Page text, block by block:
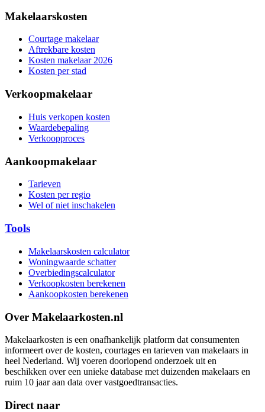
Makelaarskosten
Courtage makelaar
Aftrekbare kosten
Kosten makelaar 2026
Kosten per stad
Verkoopmakelaar
Huis verkopen kosten
Waardebepaling
Verkoopproces
Aankoopmakelaar
Tarieven
Kosten per regio
Wel of niet inschakelen
Tools
Makelaarskosten calculator
Woningwaarde schatter
Overbiedingscalculator
Verkoopkosten berekenen
Aankoopkosten berekenen
Over Makelaarkosten.nl
Makelaarkosten is een onafhankelijk platform dat consumenten
informeert over de kosten, courtages en tarieven van makelaars in
heel Nederland. Wij voeren doorlopend onderzoek uit en
beschikken over een unieke database met duizenden makelaars en
ruim 10 jaar aan data over vastgoedtransacties.
Direct naar